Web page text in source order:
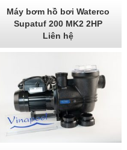
Máy bơm hồ bơi Waterco
Supatuf 200 MK2 2HP
Liên hệ